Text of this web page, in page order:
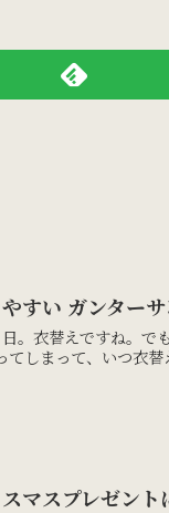
すい ガンターサ
。衣替えですね。で
てしまって、いつ衣
マスプレゼント